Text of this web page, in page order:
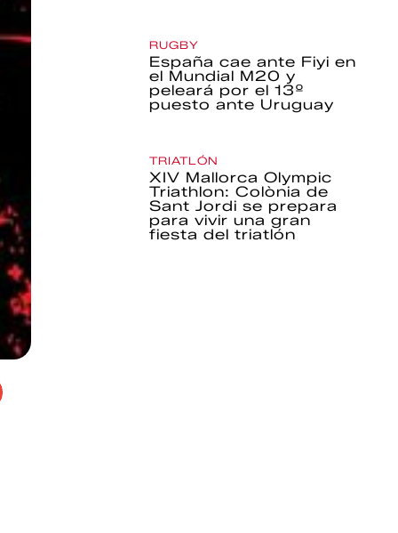
RUGBY
España cae ante Fiyi en
el Mundial M20 y
peleará por el 13º
puesto ante Uruguay
TRIATLÓN
XIV Mallorca Olympic
Triathlon: Colònia de
Sant Jordi se prepara
para vivir una gran
fiesta del triatlón